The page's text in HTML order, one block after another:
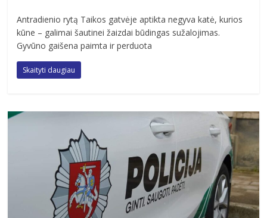
Antradienio rytą Taikos gatvėje aptikta negyva katė, kurios
kūne – galimai šautinei žaizdai būdingas sužalojimas.
Gyvūno gaišena paimta ir perduota
Skaityti daugiau